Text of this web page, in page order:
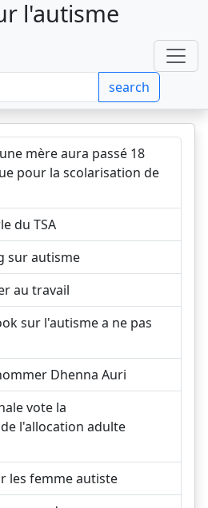
l'autisme
search
mère aura passé 18
pour la scolarisation de
du TSA
sur autisme
au travail
sur l'autisme a ne pas
Dhenna Auri
vote la
l'allocation adulte
les femme autiste